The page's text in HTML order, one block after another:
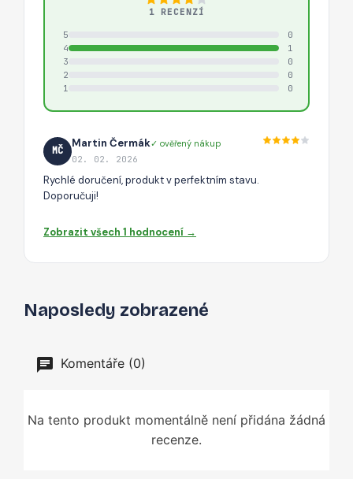
1 RECENZÍ
5
0
4
1
3
0
2
0
1
0
MČ
Martin Čermák✓ ověřený nákup
02. 02. 2026
Rychlé doručení, produkt v perfektním stavu.
Doporučuji!
Zobrazit všech 1 hodnocení →
Naposledy zobrazené
Komentáře (0)
Na tento produkt momentálně není přidána žádná
recenze.